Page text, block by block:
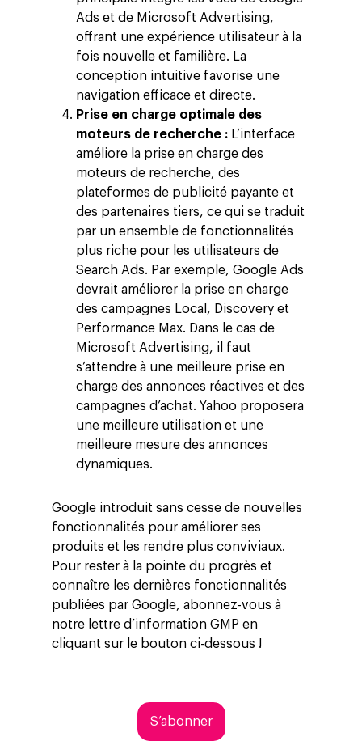
Ads et de Microsoft Advertising,
offrant une expérience utilisateur à la
fois nouvelle et familière. La
conception intuitive favorise une
navigation efficace et directe.
Prise en charge optimale des
moteurs de recherche : L’interface
améliore la prise en charge des
moteurs de recherche, des
plateformes de publicité payante et
des partenaires tiers, ce qui se traduit
par un ensemble de fonctionnalités
plus riche pour les utilisateurs de
Search Ads. Par exemple, Google Ads
devrait améliorer la prise en charge
des campagnes Local, Discovery et
Performance Max. Dans le cas de
Microsoft Advertising, il faut
s’attendre à une meilleure prise en
charge des annonces réactives et des
campagnes d’achat. Yahoo proposera
une meilleure utilisation et une
meilleure mesure des annonces
dynamiques.
Google introduit sans cesse de nouvelles
fonctionnalités pour améliorer ses
produits et les rendre plus conviviaux.
Pour rester à la pointe du progrès et
connaître les dernières fonctionnalités
publiées par Google, abonnez-vous à
notre lettre d’information GMP en
cliquant sur le bouton ci-dessous !
S’abonner
Data, Analytics &
Adtech
Tendances
Blog
Presse
Ebooks
Entreprise
Réussites
À propos
ESG
Employés
Contact